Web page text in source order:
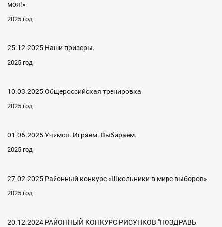
моя!»
2025 год
25.12.2025 Наши призеры.
2025 год
10.03.2025 Общероссийская тренировка
2025 год
01.06.2025 Учимся. Играем. Выбираем.
2025 год
27.02.2025 Районный конкурс «Школьники в мире выборов»
2025 год
20.12.2024 РАЙОННЫЙ КОНКУРС РИСУНКОВ "ПОЗДРАВЬ